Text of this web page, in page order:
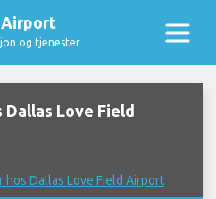
Airport
og tjenester
Love Field
Dallas Love Field Airport